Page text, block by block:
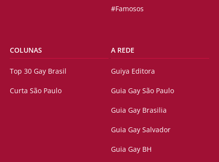
#Famosos
COLUNAS
Top 30 Gay Brasil
Curta São Paulo
A REDE
Guiya Editora
Guia Gay São Paulo
Guia Gay Brasilia
Guia Gay Salvador
Guia Gay BH